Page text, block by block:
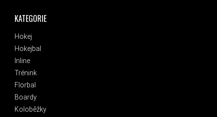
KATEGORIE
Hokej
Hokejbal
Inline
Trénink
Florbal
Boardy
Koloběžky